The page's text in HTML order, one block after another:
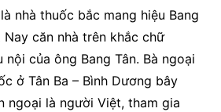
nhà thuốc bắc mang hiệu Bang
Nay căn nhà trên khắc chữ
nội của ông Bang Tân. Bà ngoại
ở Tân Ba – Bình Dương bây
ngoại là người Việt, tham gia